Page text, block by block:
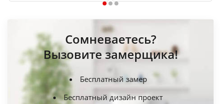
1 2 3
Сомневаетесь?
Вызовите замерщика!
Бесплатный замер
Бесплатный дизайн проект